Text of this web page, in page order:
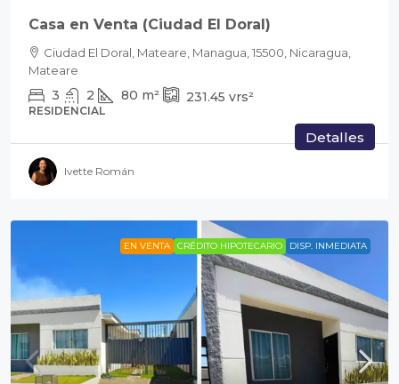
Casa en Venta (Ciudad El Doral)
Ciudad El Doral, Mateare, Managua, 15500, Nicaragua,
Mateare
3 2 80 m² 231.45 vrs²
RESIDENCIAL
Detalles
Ivette Román
EN VENTA CRÉDITO HIPOTECARIO DISP. INMEDIATA